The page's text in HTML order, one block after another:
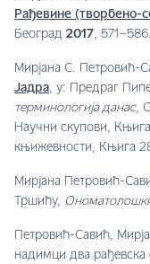
Рађевине (творбено-
Београд 2017, 571–586.
Мирјана С. Петровић-
Јадра, у: Предраг
терминологија данас,
Научни скупови,
књижевности, Књига
Мирјана Петровић-
Тршићу,
Петровић-Савић,
надимци два рађевска